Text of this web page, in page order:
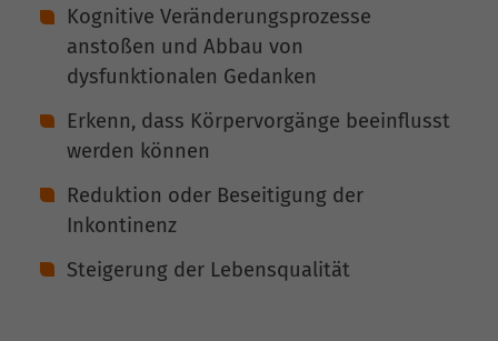
Kognitive Veränderungsprozesse
anstoßen und Abbau von
dysfunktionalen Gedanken
Erkenn, dass Körpervorgänge beeinflusst
werden können
Reduktion oder Beseitigung der
Inkontinenz
Steigerung der Lebensqualität